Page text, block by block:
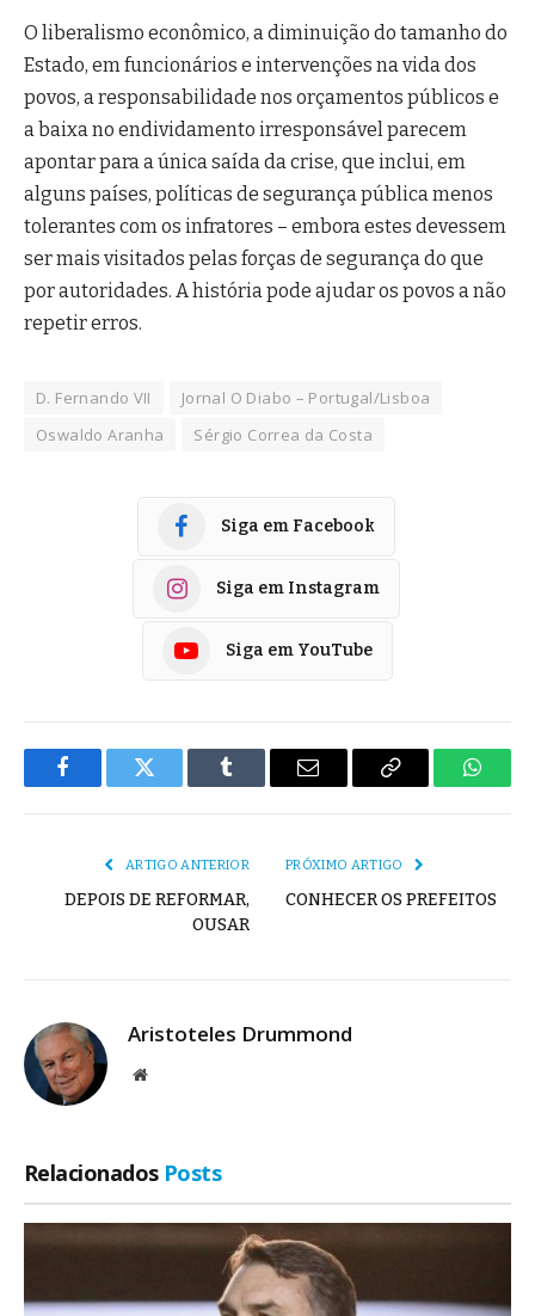
O liberalismo econômico, a diminuição do tamanho do
Estado, em funcionários e intervenções na vida dos
povos, a responsabilidade nos orçamentos públicos e
a baixa no endividamento irresponsável parecem
apontar para a única saída da crise, que inclui, em
alguns países, políticas de segurança pública menos
tolerantes com os infratores – embora estes devessem
ser mais visitados pelas forças de segurança do que
por autoridades. A história pode ajudar os povos a não
repetir erros.
D. Fernando VII
Jornal O Diabo – Portugal/Lisboa
Oswaldo Aranha
Sérgio Correa da Costa
Siga em Facebook
Siga em Instagram
Siga em YouTube
FacebookTwitter Tumblr
E-
Copiar
ARTIGO ANTERIOR
DEPOIS DE REFORMAR,
OUSAR
PRÓXIMO ARTIGO
CONHECER OS PREFEITOS
Aristoteles Drummond
Site
Relacionados Posts